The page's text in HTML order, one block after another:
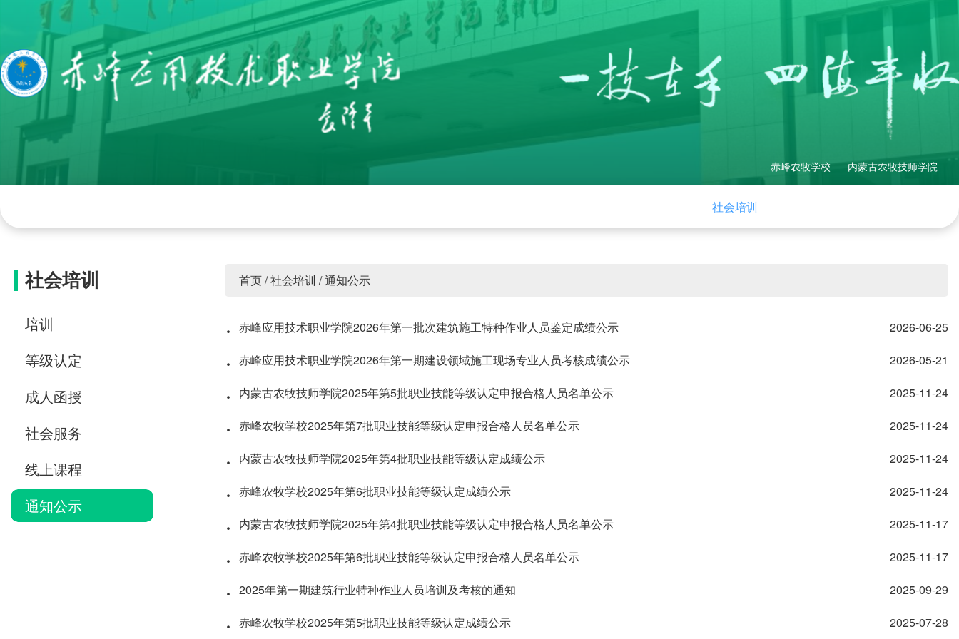
赤峰农牧学校 内蒙古农牧技师学院
社会培训
社会培训
培训
等级认定
成人函授
社会服务
线上课程
通知公示
首页/社会培训 /通知公示
2026-06-25
· 赤峰应用技术职业学院2026年第一批次建筑施工特种作业人员鉴定成绩公示
2026-05-21
· 赤峰应用技术职业学院2026年第一期建设领域施工现场专业人员考核成绩公示
2025-11-24
·
内蒙古农牧技师学院2025年第5批职业技能等级认定申报合格人员名单公示
2025-11-24
· 赤峰农牧学校2025年第7批职业技能等级认定申报合格人员名单公示
2025-11-24
·
内蒙古农牧技师学院2025年第4批职业技能等级认定成绩公示
2025-11-24
· 赤峰农牧学校2025年第6批职业技能等级认定成绩公示
2025-11-17
·
内蒙古农牧技师学院2025年第4批职业技能等级认定申报合格人员名单公示
2025-11-17
· 赤峰农牧学校2025年第6批职业技能等级认定申报合格人员名单公示
2025-09-29
· 2025年第一期建筑行业特种作业人员培训及考核的通知
2025-07-28
· 赤峰农牧学校2025年第5批职业技能等级认定成绩公示